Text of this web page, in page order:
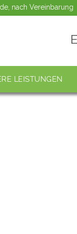
nach Vereinbarung
LEISTUNGEN